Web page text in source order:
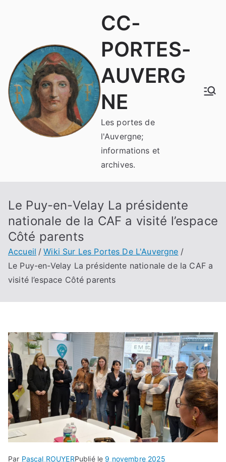
CC-
PORTES-
AUVERG
NE
Les portes de
l'Auvergne;
informations et
archives.
Le Puy-en-Velay La présidente
nationale de la CAF a visité l’espace
Côté parents
Accueil
Wiki Sur Les Portes De L'Auvergne
Le Puy-en-Velay La présidente nationale de la CAF a
visité l’espace Côté parents
Par Pascal ROUYERPublié le 9 novembre 2025